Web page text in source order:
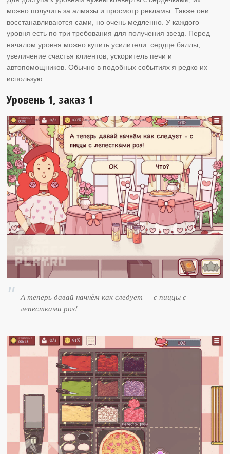
можно получить за алмазы и просмотр рекламы. Также они
восстанавливаются сами, но очень медленно. У каждого
уровня есть по три требования для получения звезд. Перед
началом уровня можно купить усилители: сердце баллы,
увеличение счастья клиентов, ускоритель печи и
автопомощников. Обычно в подобных событиях я редко их
использую.
Уровень 1, заказ 1
А теперь давай начнём как следует — с пиццы с
лепестками роз!